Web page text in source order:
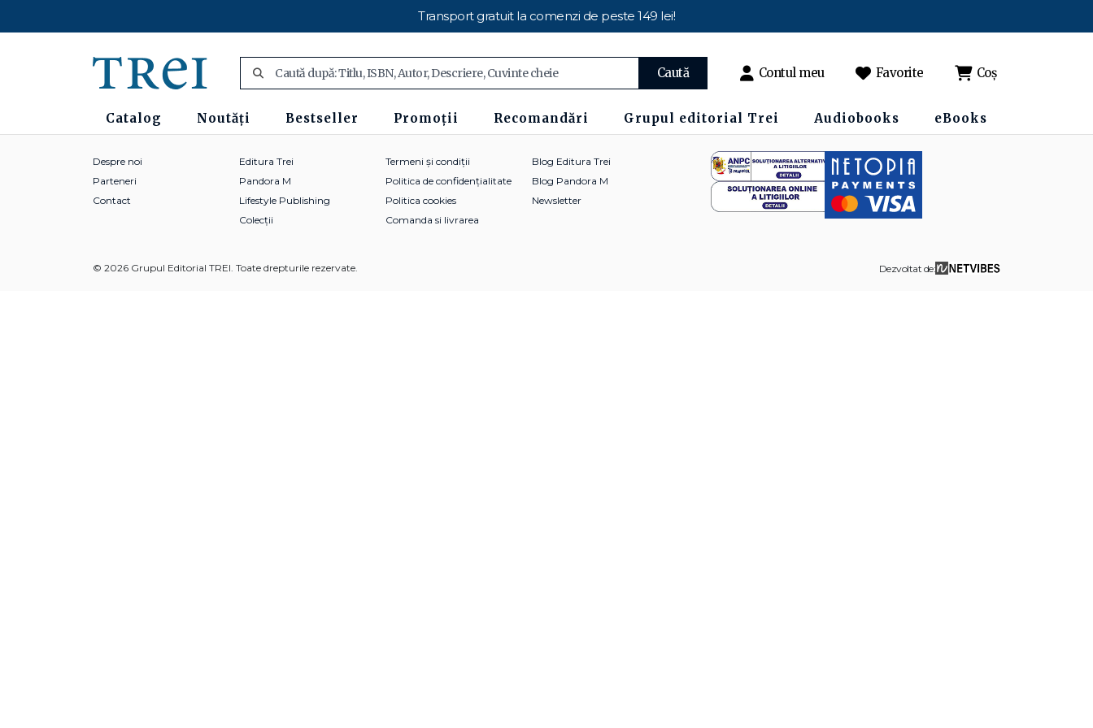
Transport gratuit la comenzi de peste 149 lei!
Caută Contul meu Favorite Coș
Catalog Noutăți Bestseller Promoții Recomandări Grupul editorial Trei Audiobooks eBooks
Despre noi
Parteneri
Contact
Editura Trei
Pandora M
Lifestyle Publishing
Colecții
Termeni și condiții
Politica de confidențialitate
Politica cookies
Comanda si livrarea
Blog Editura Trei
Blog Pandora M
Newsletter
© 2026 Grupul Editorial TREI. Toate drepturile rezervate. Dezvoltat de: